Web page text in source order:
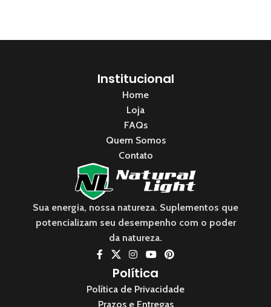
Institucional
Home
Loja
FAQs
Quem Somos
Contato
Sua energia, nossa natureza. Suplementos que
potencializam seu desempenho com o poder
da natureza.
Política
Política de Privacidade
Prazos e Entregas